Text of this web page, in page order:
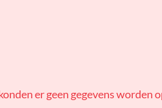
er geen gegevens worden